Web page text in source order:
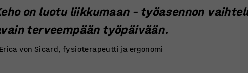
on luotu liikkumaan – työasennon
terveempään työpäivään.
von Sicard, fysioterapeutti ja ergonomi